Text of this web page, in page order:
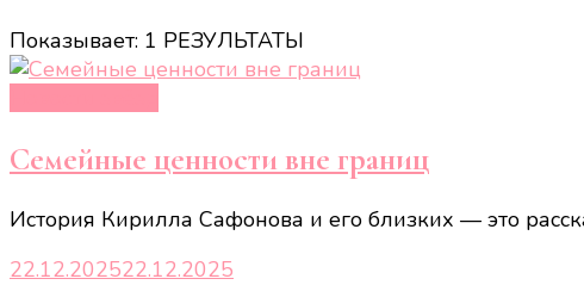
Показывает: 1 РЕЗУЛЬТАТЫ
Семейные ценности вне границ
История Кирилла Сафонова и его близких — это
22.12.202522.12.2025